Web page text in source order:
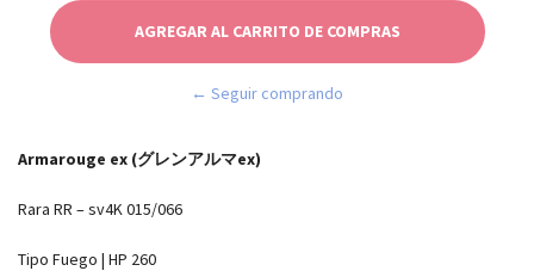
← Seguir comprando
Armarouge ex (グレンアルマex)
Rara RR – sv4K 015/066
Tipo Fuego | HP 260